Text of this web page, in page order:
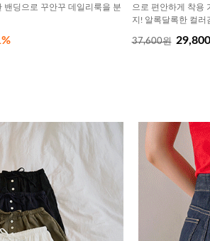
밴딩으로 꾸안꾸 데일리룩을 분
으로 편안하게 착용
지! 알록달록한 컬러
37,600원